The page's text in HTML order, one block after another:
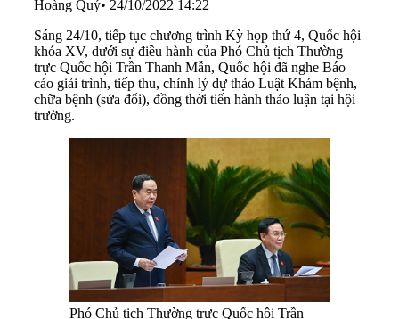
Hoàng Quý• 24/10/2022 14:22
Sáng 24/10, tiếp tục chương trình Kỳ họp thứ 4, Quốc hội
khóa XV, dưới sự điều hành của Phó Chủ tịch Thường
trực Quốc hội Trần Thanh Mẫn, Quốc hội đã nghe Báo
cáo giải trình, tiếp thu, chỉnh lý dự thảo Luật Khám bệnh,
chữa bệnh (sửa đổi), đồng thời tiến hành thảo luận tại hội
trường.
Phó Chủ tịch Thường trực Quốc hội Trần